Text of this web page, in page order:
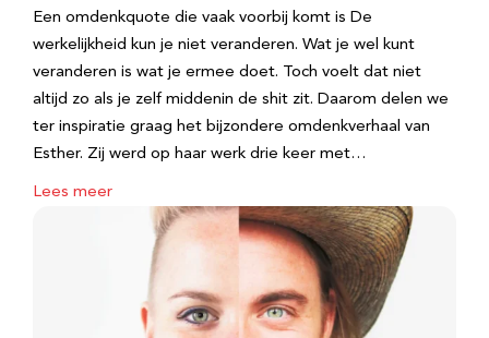
Een omdenkquote die vaak voorbij komt is De
werkelijkheid kun je niet veranderen. Wat je wel kunt
veranderen is wat je ermee doet. Toch voelt dat niet
altijd zo als je zelf middenin de shit zit. Daarom delen we
ter inspiratie graag het bijzondere omdenkverhaal van
Esther. Zij werd op haar werk drie keer met…
Lees meer